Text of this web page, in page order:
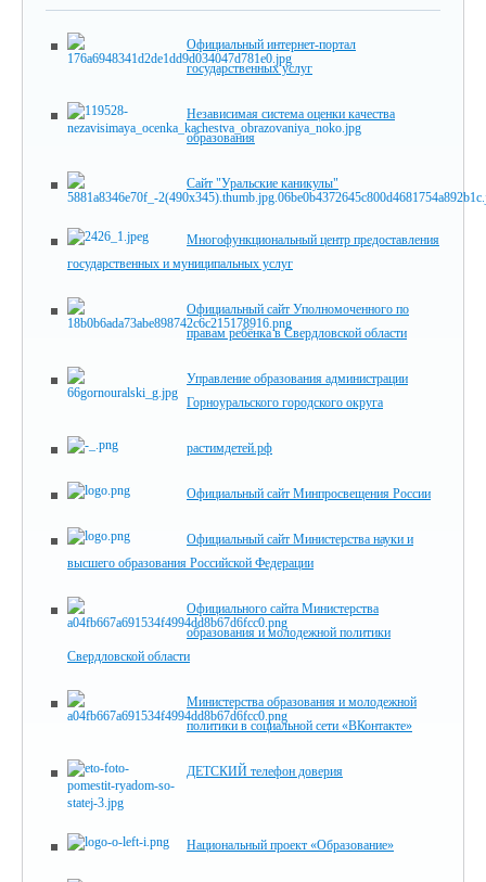
Официальный интернет-портал
государственных услуг
Независимая система оценки качества
образования
Сайт "Уральские каникулы"
Многофункциональный центр предоставления
государственных и муниципальных услуг
Официальный сайт Уполномоченного по
правам ребёнка в Свердловской области
Управление образования администрации
Горноуральского городского округа
растимдетей.рф
Официальный сайт Минпросвещения России
Официальный сайт Министерства науки и
высшего образования Российской Федерации
Официального сайта Министерства
образования и молодежной политики
Свердловской области
Министерства образования и молодежной
политики в социальной сети «ВКонтакте»
ДЕТСКИЙ телефон доверия
Национальный проект «Образование»